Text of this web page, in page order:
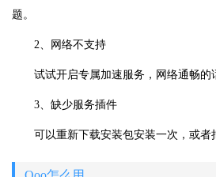
题。
2、网络不支持
试试开启专属加速服务，网络通畅的
3、缺少服务插件
可以重新下载安装包安装一次，或者